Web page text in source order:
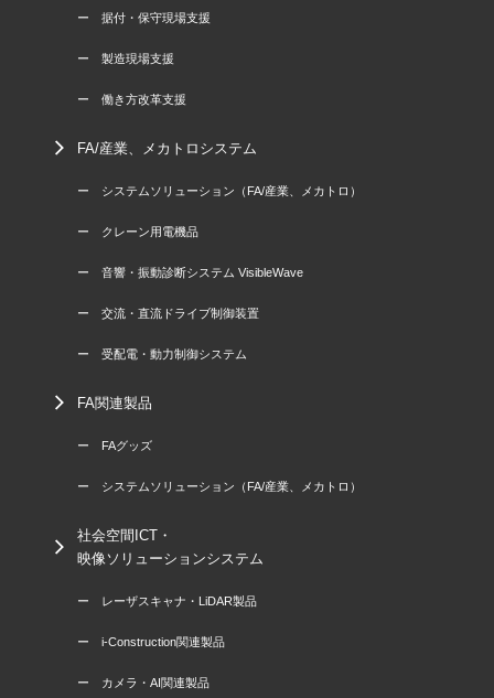
ー 据付・保守現場支援
ー 製造現場支援
ー 働き方改革支援
FA/産業、メカトロシステム
ー システムソリューション（FA/産業、メカトロ）
ー クレーン用電機品
ー 音響・振動診断システム VisibleWave
ー 交流・直流ドライブ制御装置
ー 受配電・動力制御システム
FA関連製品
ー FAグッズ
ー システムソリューション（FA/産業、メカトロ）
社会空間ICT・
映像ソリューションシステム
ー レーザスキャナ・LiDAR製品
ー i-Construction関連製品
ー カメラ・AI関連製品